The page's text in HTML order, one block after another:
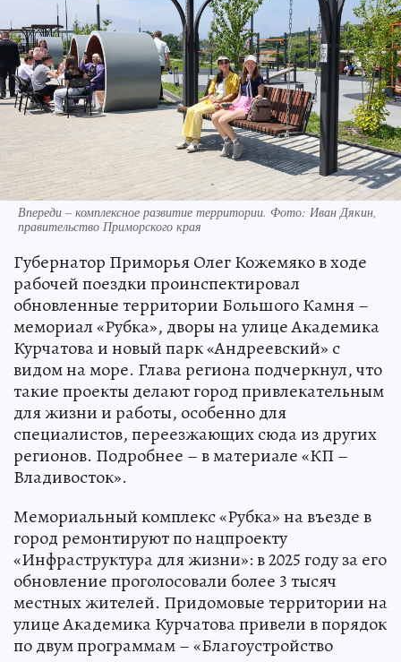
Впереди – комплексное развитие территории. Фото: Иван Дякин,
правительство Приморского края
Губернатор Приморья Олег Кожемяко в ходе
рабочей поездки проинспектировал
обновленные территории Большого Камня –
мемориал «Рубка», дворы на улице Академика
Курчатова и новый парк «Андреевский» с
видом на море. Глава региона подчеркнул, что
такие проекты делают город привлекательным
для жизни и работы, особенно для
специалистов, переезжающих сюда из других
регионов. Подробнее – в материале «КП –
Владивосток».
Мемориальный комплекс «Рубка» на въезде в
город ремонтируют по нацпроекту
«Инфраструктура для жизни»: в 2025 году за его
обновление проголосовали более 3 тысяч
местных жителей. Придомовые территории на
улице Академика Курчатова привели в порядок
по двум программам – «Благоустройство